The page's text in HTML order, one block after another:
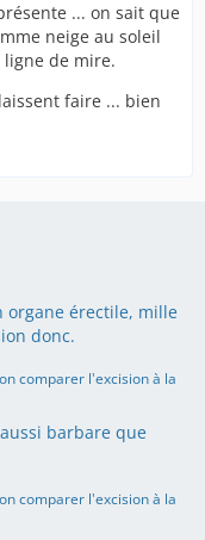
... on sait que
neige au soleil
de mire.
faire ... bien
organe érectile, mille
donc.
comparer l'excision à la
barbare que
comparer l'excision à la